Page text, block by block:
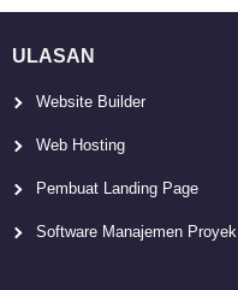
ULASAN
Website Builder
Web Hosting
Pembuat Landing Page
Software Manajemen Proyek